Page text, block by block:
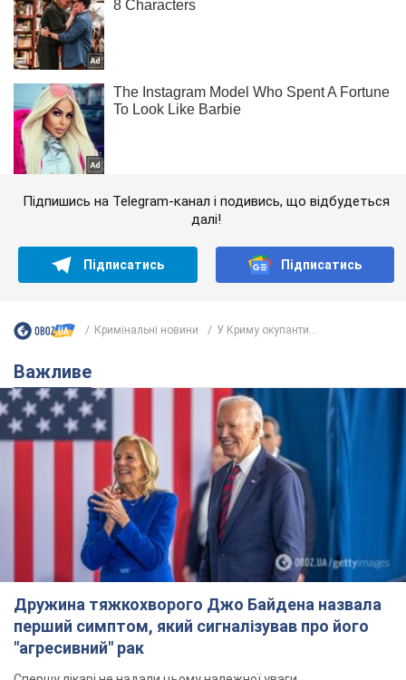
Підпишись на Telegram-канал і подивись, що відбудеться
далі!
Підписатись Підписатись
Кримінальні новини У Криму окупанти...
Важливе
Дружина тяжкохворого Джо Байдена назвала
перший симптом, який сигналізував про його
"агресивний" рак